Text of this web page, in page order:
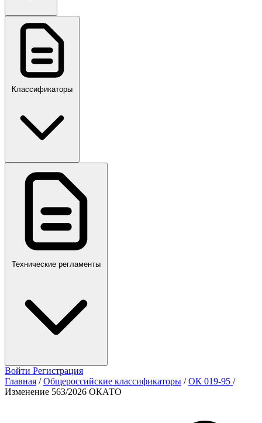
ГОСТ, ГОСТ Р, ПНСТ
ПР,Р,ПМГ,РМГ
Классификаторы
Технические регламенты
Войти Регистрация
Главная / Общероссийские классификаторы / ОК 019-95 /
Изменение 563/2026 ОКАТО